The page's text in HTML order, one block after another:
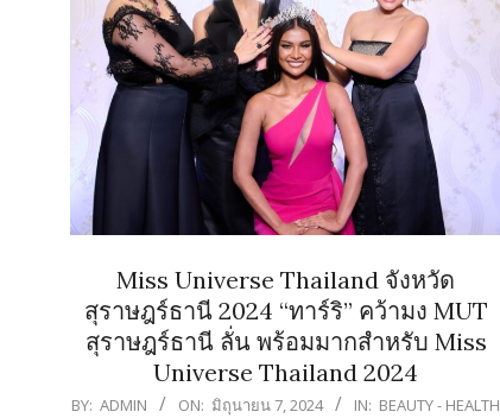
Miss Universe Thailand จังหวัด
สุราษฎร์ธานี 2024 “ทาร์ริ” คว้ามง MUT
สุราษฎร์ธานี ลั่น พร้อมมากสำหรับ Miss
Universe Thailand 2024
2024-
BY: ADMIN ON: มิถุนายน 7, 2024 IN: BEAUTY - HEALTH